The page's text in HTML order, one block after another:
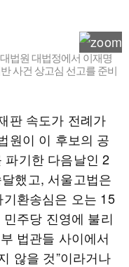
법원 대법정에서 이재명
사건 상고심 선고를 준비
판 속도가 전례가
원이 이 후보의 공
파기한 다음날인 2
했고, 서울고법은
환송심은 오는 15
주당 진영에 불리
법관들 사이에서
않을 것”이라거나